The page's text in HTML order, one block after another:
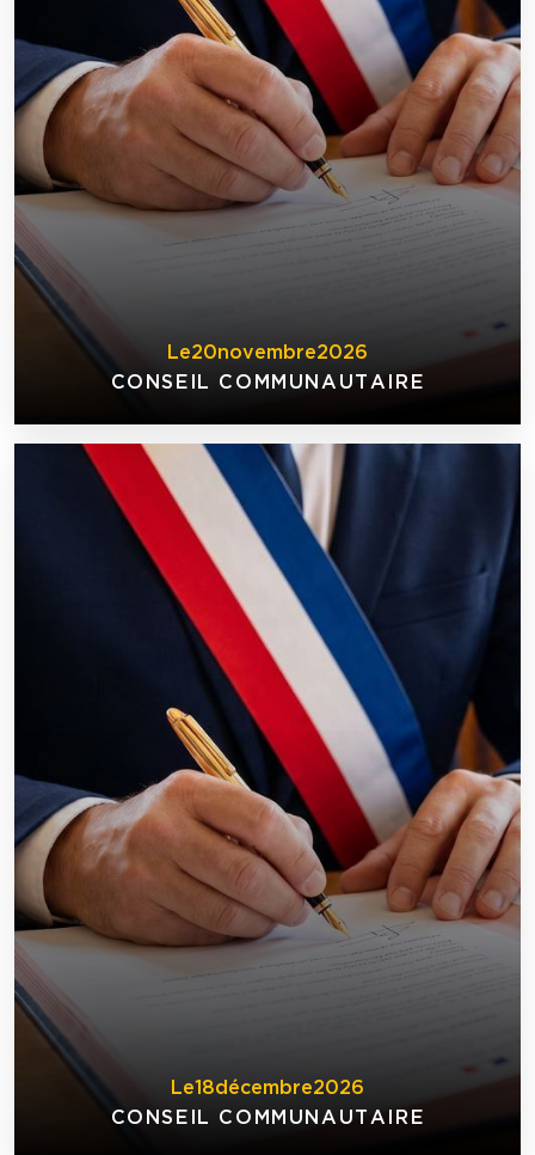
Le20novembre2026
CONSEIL COMMUNAUTAIRE
Le18décembre2026
CONSEIL COMMUNAUTAIRE